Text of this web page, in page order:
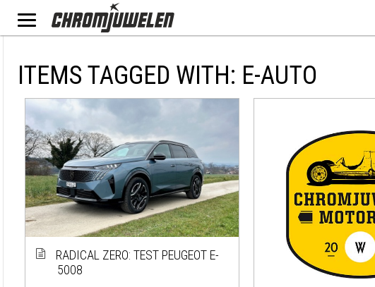
ITEMS TAGGED WITH: E-AUTO
RADICAL ZERO: TEST PEUGEOT E-
5008